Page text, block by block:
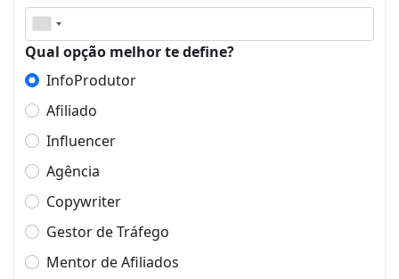
Qual opção melhor te define?
InfoProdutor
Afiliado
Influencer
Agência
Copywriter
Gestor de Tráfego
Mentor de Afiliados